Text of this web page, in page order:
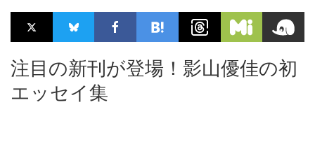
注目の新刊が登場！影山優佳の初
エッセイ集